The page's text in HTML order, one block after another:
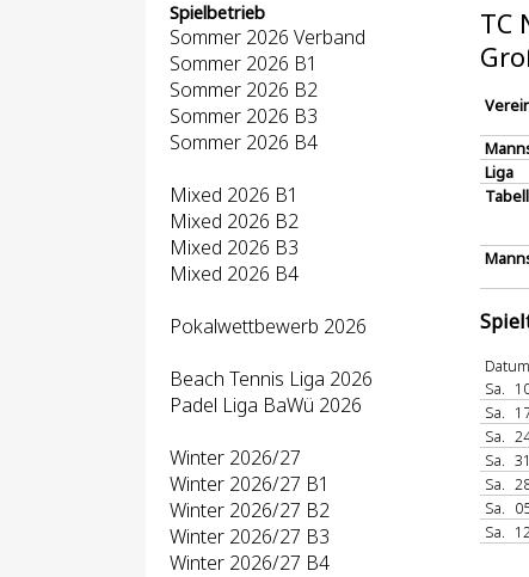
Spielbetrieb
Sommer 2026 Verband
Sommer 2026 B1
Sommer 2026 B2
Sommer 2026 B3
Sommer 2026 B4
Mixed 2026 B1
Mixed 2026 B2
Mixed 2026 B3
Mixed 2026 B4
Pokalwettbewerb 2026
Beach Tennis Liga 2026
Padel Liga BaWü 2026
Winter 2026/27
Winter 2026/27 B1
Winter 2026/27 B2
Winter 2026/27 B3
Winter 2026/27 B4
TC
Liga
Datum
Sa.
Sa.
Sa.
Sa.
Sa.
Sa.
Sa.